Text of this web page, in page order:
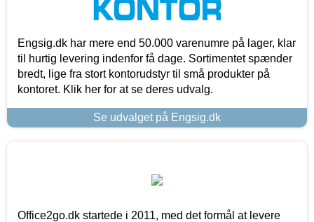
Engsig.dk har mere end 50.000 varenumre på lager, klar
til hurtig levering indenfor få dage. Sortimentet spænder
bredt, lige fra stort kontorudstyr til små produkter på
kontoret. Klik her for at se deres udvalg.
Se udvalget på Engsig.dk
Office2go.dk startede i 2011, med det formål at levere